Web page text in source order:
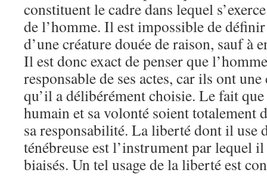
constituent le cadre dans lequel
de l’homme. Il est impossible de
d’une créature douée de raison, sauf à
Il est donc exact de penser que
responsable de ses actes, car ils ont
qu’il a délibérément choisie. Le fait
humain et sa volonté soient totalement
sa responsabilité. La liberté dont il use
ténébreuse est l’instrument par lequel
biaisés. Un tel usage de la liberté est